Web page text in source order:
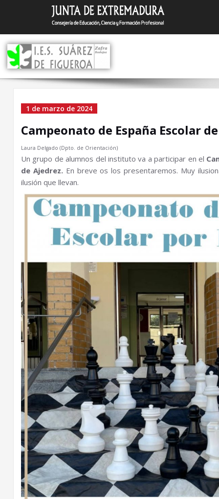
Saltar
contenido
Campeonato de España
Escolar de Ajedrez
1 de marzo de 2024
Campeonato de España Escolar
Laura Delgado (Dpto. de Orientación)
Un grupo de alumnos del instituto va a participar en el
de Ajedrez.En breve os los presentaremos. Muy
ilusión que llevan.